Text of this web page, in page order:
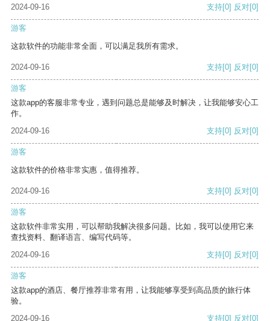
2024-09-16
支持[0] 反对[0]
游客
这款软件的功能非常全面，可以满足我所有需求。
2024-09-16 支持[0] 反对[0]
游客
这款app的客服非常专业，遇到问题总是能够及时解决，让我能够安心工
作。
2024-09-16
支持[0] 反对[0]
游客
这款软件的价格非常实惠，值得推荐。
2024-09-16 支持[0] 反对[0]
游客
这款软件非常实用，可以帮助我解决很多问题。比如，我可以使用它来
查找资料、翻译语言、编写代码等。
2024-09-16
支持[0] 反对[0]
游客
这款app的酒店、餐厅推荐非常有用，让我能够享受到高品质的旅行体
验。
2024-09-16
支持[0] 反对[0]